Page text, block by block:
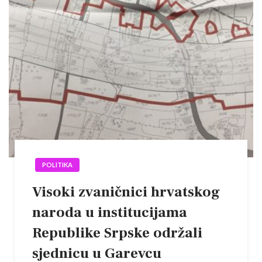
POLITIKA
Visoki zvaničnici hrvatskog
naroda u institucijama
Republike Srpske održali
sjednicu u Garevcu